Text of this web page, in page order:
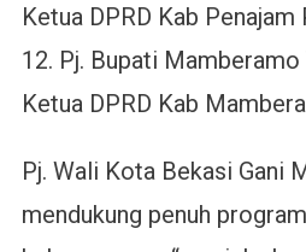
Ketua DPRD Kab Penajam
12. Pj. Bupati Mamberamo
Ketua DPRD Kab
Pj. Wali Kota Bekasi Gani
mendukung penuh